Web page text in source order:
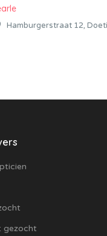
Hamburgerstraat 12,
gezocht